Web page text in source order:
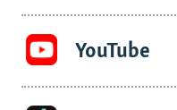
YouTube